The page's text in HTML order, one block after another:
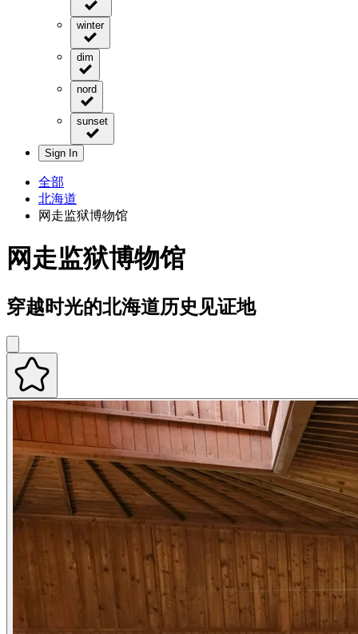
winter
dim
nord
sunset
Sign In
全部
北海道
网走监狱博物馆
网走监狱博物馆
穿越时光的北海道历史见证地